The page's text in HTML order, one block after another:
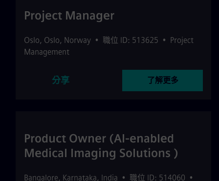
Project Manager
Oslo, Oslo, Norway • 職位 ID: 513625 • Project
Management
分享 了解更多
Product Owner (AI-enabled
Medical Imaging Solutions )
Bangalore, Karnataka, India • 職位 ID: 514060 •